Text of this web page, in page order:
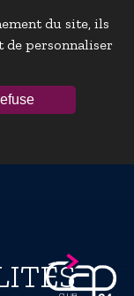
du site, ils
de personnaliser